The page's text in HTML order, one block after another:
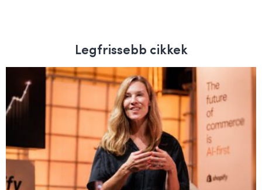
Legfrissebb cikkek